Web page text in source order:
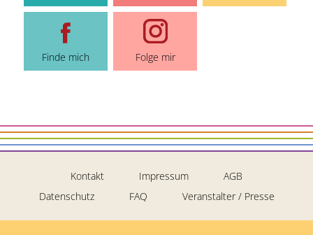
Finde mich Folge mir
Kontakt Impressum
AGB
Datenschutz
FAQ Veranstalter / Presse